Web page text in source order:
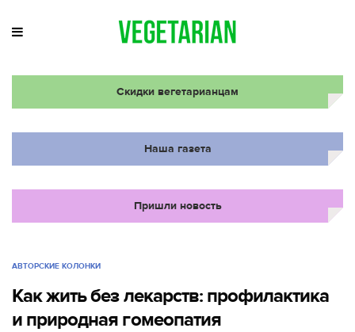
Скидки вегетарианцам
Наша газета
Пришли новость
АВТОРСКИЕ КОЛОНКИ
Как жить без лекарств: профилактика
и природная гомеопатия